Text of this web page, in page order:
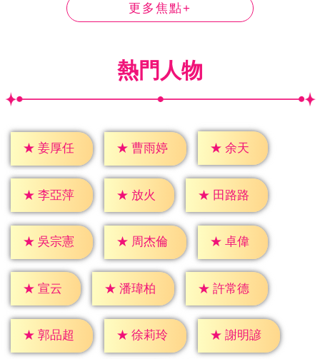
更多焦點+
熱門人物
★ 姜厚任 ★ 曹雨婷 ★ 余天
★ 李亞萍 ★ 放火 ★ 田路路
★ 吳宗憲 ★ 周杰倫 ★ 卓偉
★ 宣云 ★ 潘瑋柏 ★ 許常德
★ 郭品超 ★ 徐莉玲 ★ 謝明諺